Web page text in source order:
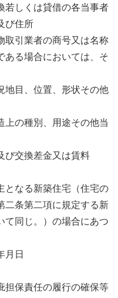
若しくは貸借の各当事者
び住所
引業者の商号又は名称
ある場合においては、そ
目、位置、形状その他
の種別、用途その他当
交換差金又は賃料
なる新築住宅（住宅の
二条第二項に規定する新
て同じ。）の場合にあつ
月日
保責任の履行の確保等